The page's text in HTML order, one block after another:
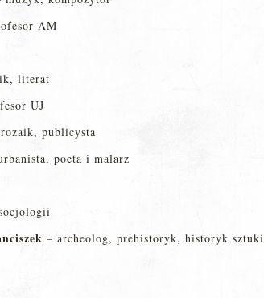
AM
literat
UJ
publicysta
poeta i malarz
– archeolog, prehistoryk, historyk sztuki